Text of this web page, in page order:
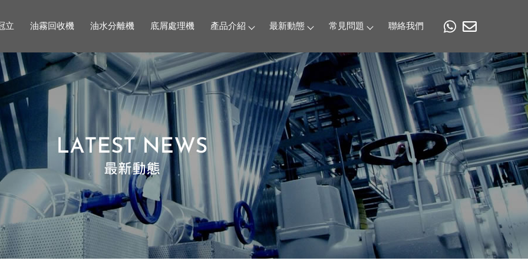
立 油霧回收機 油水分離機 底屑處理機 產品介紹 最新動態 常見問題 聯絡我們